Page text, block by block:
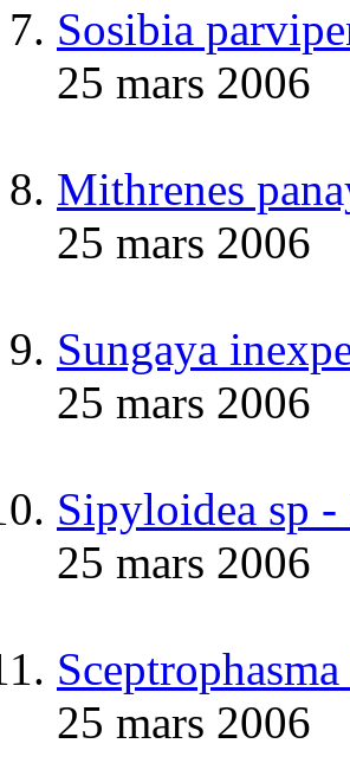
Sosibia
25 mars 2006
Mithrenes
25 mars 2006
Sungaya
25 mars 2006
Sipyloidea sp
25 mars 2006
25 mars 2006